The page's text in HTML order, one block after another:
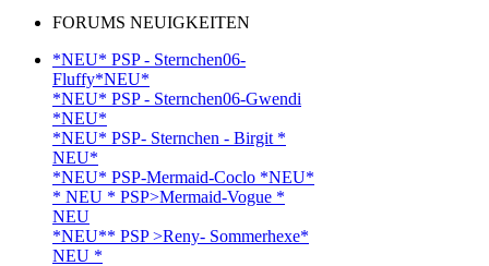
FORUMS NEUIGKEITEN
*NEU* PSP - Sternchen06-
Fluffy*NEU*
*NEU* PSP - Sternchen06-Gwendi
*NEU*
*NEU* PSP- Sternchen - Birgit *
NEU*
*NEU* PSP-Mermaid-Coclo *NEU*
* NEU * PSP>Mermaid-Vogue *
NEU
*NEU** PSP >Reny- Sommerhexe*
NEU *